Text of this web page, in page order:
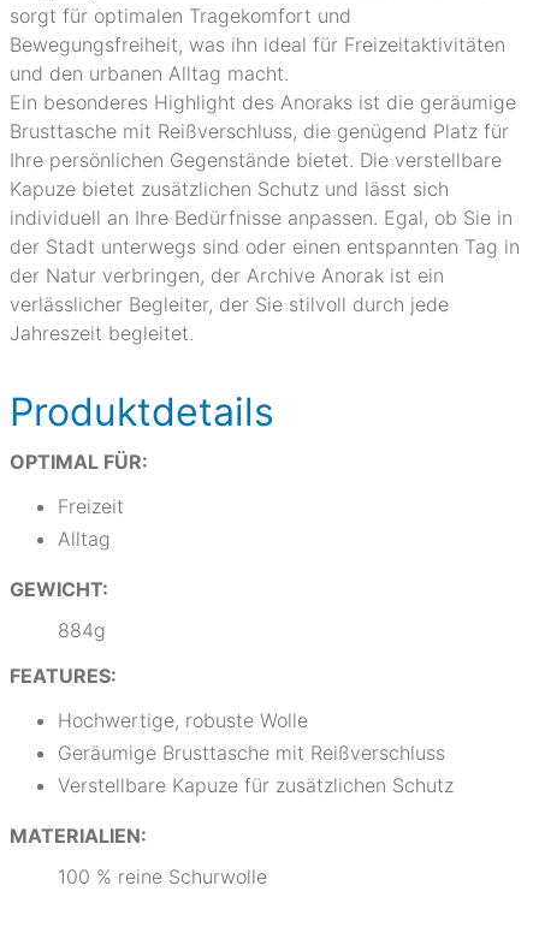
sorgt für optimalen Tragekomfort und
Bewegungsfreiheit, was ihn ideal für Freizeitaktivitäten
und den urbanen Alltag macht.
Ein besonderes Highlight des Anoraks ist die geräumige
Brusttasche mit Reißverschluss, die genügend Platz für
Ihre persönlichen Gegenstände bietet. Die verstellbare
Kapuze bietet zusätzlichen Schutz und lässt sich
individuell an Ihre Bedürfnisse anpassen. Egal, ob Sie in
der Stadt unterwegs sind oder einen entspannten Tag in
der Natur verbringen, der Archive Anorak ist ein
verlässlicher Begleiter, der Sie stilvoll durch jede
Jahreszeit begleitet.
Produktdetails
OPTIMAL FÜR:
Freizeit
Alltag
GEWICHT:
884g
FEATURES:
Hochwertige, robuste Wolle
Geräumige Brusttasche mit Reißverschluss
Verstellbare Kapuze für zusätzlichen Schutz
MATERIALIEN:
100 % reine Schurwolle